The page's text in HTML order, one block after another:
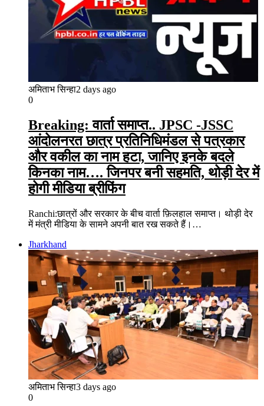
अमिताभ सिन्हा2 days ago
0
Breaking: वार्ता समाप्त.. JPSC -JSSC
आंदोलनरत छात्र प्रतिनिधिमंडल से पत्रकार
और वकील का नाम हटा, जानिए इनके बदले
किनका नाम…. जिनपर बनी सहमति, थोड़ी देर में
होगी मीडिया ब्रीफिंग
Ranchi:छात्रों और सरकार के बीच वार्ता फ़िलहाल समाप्त। थोड़ी देर
में मंत्री मीडिया के सामने अपनी बात रख सकते हैं।…
Jharkhand
अमिताभ सिन्हा3 days ago
0